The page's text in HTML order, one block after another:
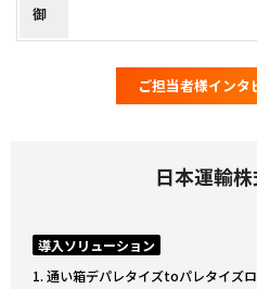
日本運輸
導入ソリューション
通い箱デパレタイズtoパレタイズ
御
ご担当者様インタ